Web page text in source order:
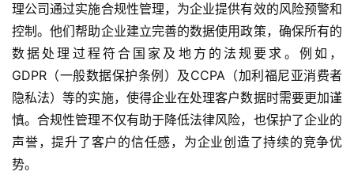
理公司通过实施合规性管理，为企业提供有效的风险预警和
控制。他们帮助企业建立完善的数据使用政策，确保所有的
数据处理过程符合国家及地方的法规要求。例如，
GDPR（一般数据保护条例）及CCPA（加利福尼亚消费者
隐私法）等的实施，使得企业在处理客户数据时需要更加谨
慎。合规性管理不仅有助于降低法律风险，也保护了企业的
声誉，提升了客户的信任感，为企业创造了持续的竞争优
势。